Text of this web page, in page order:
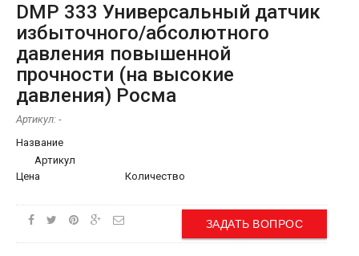
DMP 333 Универсальный датчик
избыточного/абсолютного
давления повышенной
прочности (на высокие
давления) Росма
Артикул: -
Название
Артикул
Цена
Количество
ЗАДАТЬ ВОПРОС